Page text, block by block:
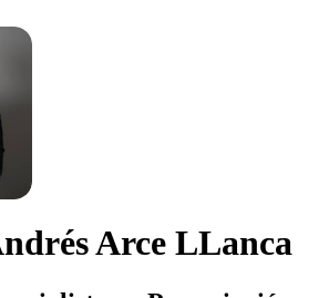
Arce LLanca